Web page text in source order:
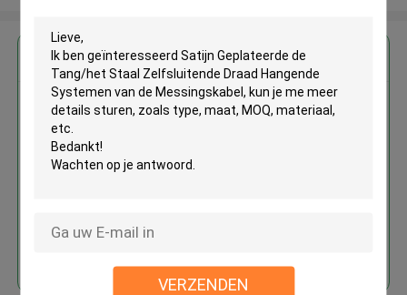
VERZENDEN
Krijg de beste prijs voor
Satijn Geplateerde de Tang/het
Messingskabel